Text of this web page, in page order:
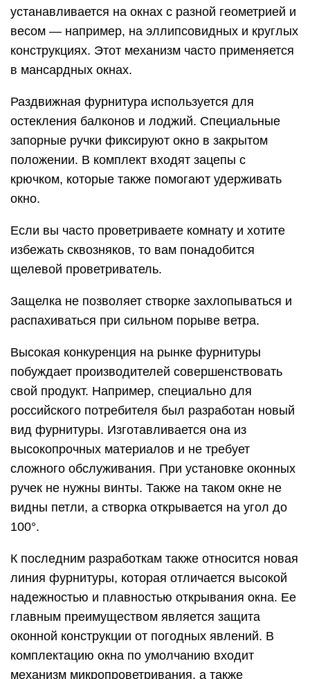
устанавливается на окнах с разной геометрией и
весом — например, на эллипсовидных и круглых
конструкциях. Этот механизм часто применяется
в мансардных окнах.
Раздвижная фурнитура используется для
остекления балконов и лоджий. Специальные
запорные ручки фиксируют окно в закрытом
положении. В комплект входят зацепы с
крючком, которые также помогают удерживать
окно.
Если вы часто проветриваете комнату и хотите
избежать сквозняков, то вам понадобится
щелевой проветриватель.
Защелка не позволяет створке захлопываться и
распахиваться при сильном порыве ветра.
Высокая конкуренция на рынке фурнитуры
побуждает производителей совершенствовать
свой продукт. Например, специально для
российского потребителя был разработан новый
вид фурнитуры. Изготавливается она из
высокопрочных материалов и не требует
сложного обслуживания. При установке оконных
ручек не нужны винты. Также на таком окне не
видны петли, а створка открывается на угол до
100°.
К последним разработкам также относится новая
линия фурнитуры, которая отличается высокой
надежностью и плавностью открывания окна. Ее
главным преимуществом является защита
оконной конструкции от погодных явлений. В
комплектацию окна по умолчанию входит
механизм микропроветривания, а также